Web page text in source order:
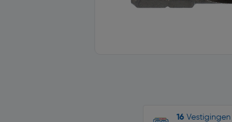
16 Vestigingen